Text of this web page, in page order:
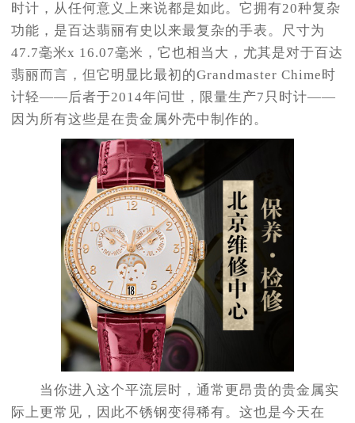
时计，从任何意义上来说都是如此。它拥有20种复杂
功能，是百达翡丽有史以来最复杂的手表。尺寸为
47.7毫米x 16.07毫米，它也相当大，尤其是对于百达
翡丽而言，但它明显比最初的Grandmaster Chime时
计轻——后者于2014年问世，限量生产7只时计——
因为所有这些是在贵金属外壳中制作的。
当你进入这个平流层时，通常更昂贵的贵金属实
际上更常见，因此不锈钢变得稀有。这也是今天在